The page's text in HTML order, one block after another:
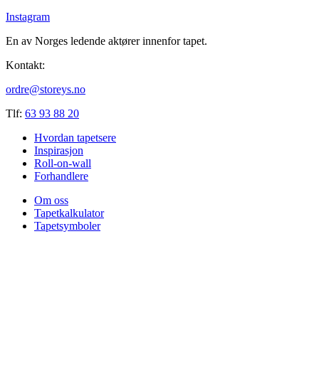
Instagram
En av Norges ledende aktører innenfor tapet.
Kontakt:
ordre@storeys.no
Tlf: 63 93 88 20
Hvordan tapetsere
Inspirasjon
Roll-on-wall
Forhandlere
Om oss
Tapetkalkulator
Tapetsymboler